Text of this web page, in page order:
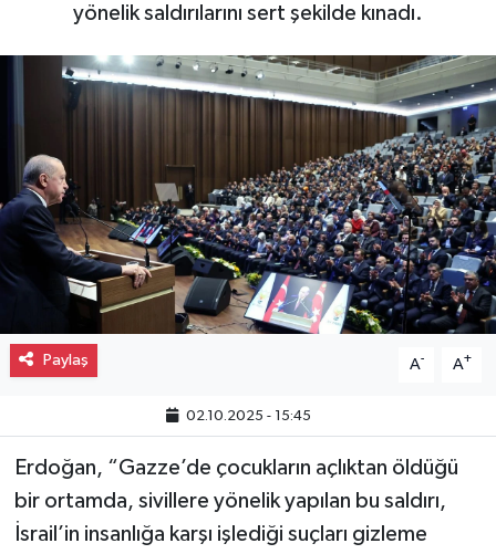
yönelik saldırılarını sert şekilde kınadı.
Paylaş A- A+
02.10.2025 - 15:45
Erdoğan, “Gazze’de çocukların açlıktan öldüğü
bir ortamda, sivillere yönelik yapılan bu saldırı,
İsrail’in insanlığa karşı işlediği suçları gizleme
Asayiş
Magazin
Spor
Eğitim